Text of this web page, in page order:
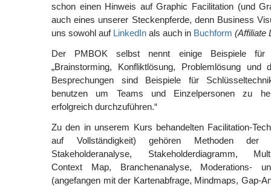
schon einen Hinweis auf Graphic Facilitation (und
auch eines unserer Steckenpferde, denn Business
uns sowohl auf LinkedIn als auch in Buchform (Affiliate
Der PMBOK selbst nennt einige Beispiele für
„Brainstorming, Konfliktlösung, Problemlösung und
Besprechungen sind Beispiele für
benutzen um Teams und Einzelpersonen zu
erfolgreich durchzuführen.“
Zu den in unserem Kurs behandelten Facilitation-
auf Vollständigkeit) gehören Methoden der
Stakeholderanalyse, Stakeholderdiagramm,
Context Map, Branchenanalyse, Moderations-
(angefangen mit der Kartenabfrage, Mindmaps, Gap-